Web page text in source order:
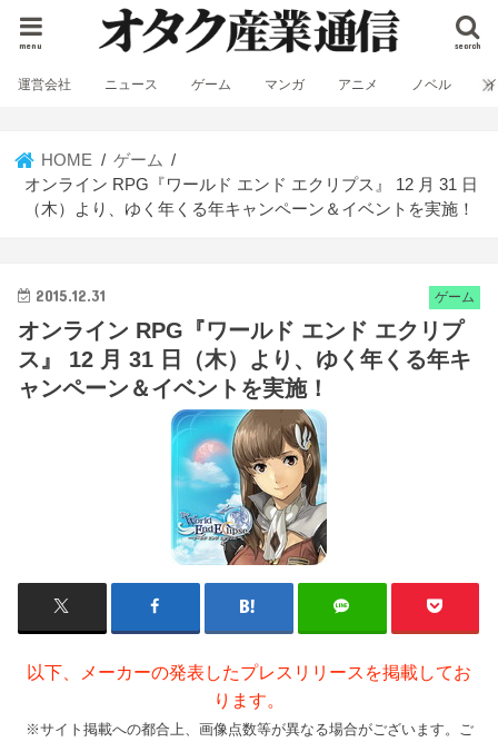
search
menu
運営会社 ニュース ゲーム マンガ アニメ ノベル
HOME
ゲーム
オンライン RPG『ワールド エンド エクリプス』 12 月 31 日
（木）より、ゆく年くる年キャンペーン＆イベントを実施！
ゲーム
2015.12.31
オンライン RPG『ワールド エンド エクリプ
ス』 12 月 31 日（木）より、ゆく年くる年キ
ャンペーン＆イベントを実施！
以下、メーカーの発表したプレスリリースを掲載してお
ります。
※サイト掲載への都合上、画像点数等が異なる場合がございます。ご